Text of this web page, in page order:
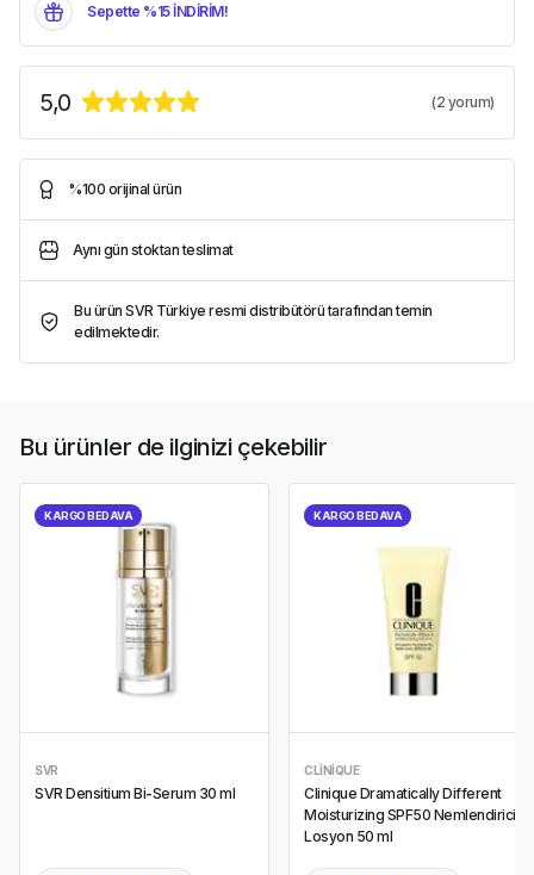
Sepette %15 İNDİRİM!
5,0 (2 yorum)
%100 orijinal ürün
Aynı gün stoktan teslimat
Bu ürün SVR Türkiye resmi distribütörü tarafından temin
edilmektedir.
Bu ürünler de ilginizi çekebilir
KARGO BEDAVA
SVR
SVR Densitium Bi-Serum 30 ml
KARGO BEDAVA
CLINIQUE
Clinique Dramatically Different
Moisturizing SPF50 Nemlendirici
Losyon 50 ml